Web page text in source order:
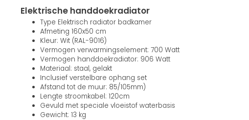
Elektrische handdoekradiator
Type Elektrisch radiator badkamer
Afmeting 160x50 cm
Kleur: Wit (RAL-9016)
Vermogen verwarmingselement: 700 Watt
Vermogen handdoekradiator: 906 Watt
Materiaal: staal, gelakt
Inclusief verstelbare ophang set
Afstand tot de muur: 85/105mm)
Lengte stroomkabel: 120cm
Gevuld met speciale vloeistof waterbasis
Gewicht: 13 kg